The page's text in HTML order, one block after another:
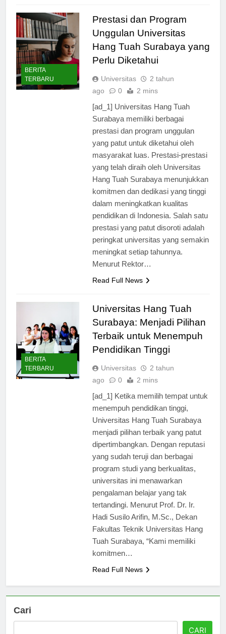
BERITA
TERBARU
Prestasi dan Program
Unggulan Universitas
Hang Tuah Surabaya yang
Universitas
2 tahun
[ad_1] Universitas Hang Tuah
Surabaya memiliki berbagai
prestasi dan program unggulan
yang patut untuk diketahui oleh
masyarakat luas. Prestasi-prestasi
yang telah diraih oleh Universitas
Hang Tuah Surabaya menunjukkan
komitmen dan dedikasi yang tinggi
dalam meningkatkan kualitas
pendidikan di Indonesia. Salah satu
prestasi yang patut disoroti adalah
peringkat universitas yang semakin
meningkat setiap tahunnya.
BERITA
TERBARU
Universitas Hang Tuah
Surabaya: Menjadi Pilihan
Terbaik untuk Menempuh
Pendidikan Tinggi
Universitas
2 tahun
[ad_1] Ketika memilih tempat untuk
menempuh pendidikan tinggi,
Universitas Hang Tuah Surabaya
menjadi pilihan terbaik yang patut
dipertimbangkan. Dengan reputasi
yang sudah teruji dan berbagai
program studi yang berkualitas,
universitas ini menawarkan
pengalaman belajar yang tak
tertandingi. Menurut Prof. Dr. Ir.
Hadi Susilo Arifin, M.Sc., Dekan
Fakultas Teknik Universitas Hang
Tuah Surabaya, “Kami memiliki
Cari